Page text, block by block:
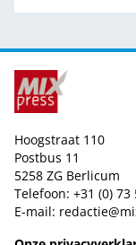
Hoogstraat 110
Postbus 11
5258 ZG Berlicum
Telefoon: +31 (0) 73
E-mail: